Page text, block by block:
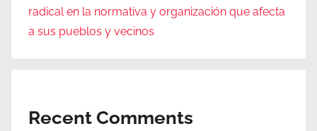
radical en la normativa y organización que afecta
a sus pueblos y vecinos
Recent Comments